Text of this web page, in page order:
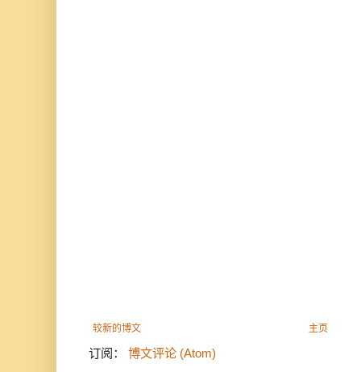
较新的博文 主页
订阅： 博文评论 (Atom)